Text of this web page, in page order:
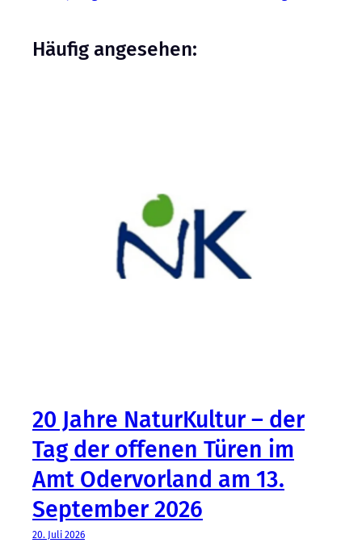
Häufig angesehen:
20 Jahre NaturKultur – der
Tag der offenen Türen im
Amt Odervorland am 13.
September 2026
20. Juli 2026